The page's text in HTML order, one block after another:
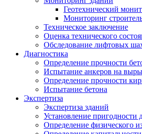
Геотехнический
Мониторинг
Техническое заключение
Оценка технического
Обследование лифтовых
Диагностика
Определение прочности
Испытание анкеров на
Определение прочности
Испытание бетона
Экспертиза
Экспертиза зданий
Установление
Определение физического